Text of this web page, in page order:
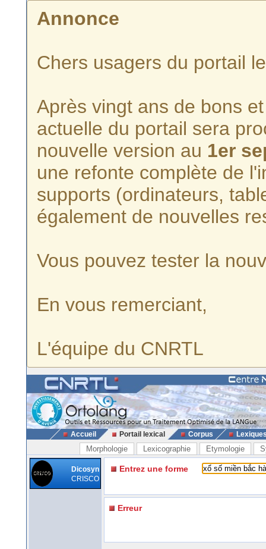
Annonce
Chers usagers du portail
Après vingt ans de bons
actuelle du portail sera
nouvelle version au 1er
une refonte complète de
supports (ordinateurs,
également de nouvelles
Vous pouvez tester la
En vous remerciant,
L'équipe du CNRTL
Accueil Portail lexical Corpus
Morphologie Lexicographie Etymologie
Dicosyn
CRISCO
Entrez une forme
Erreur